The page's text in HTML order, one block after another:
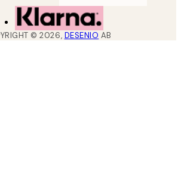
©2026, DESENIO AB